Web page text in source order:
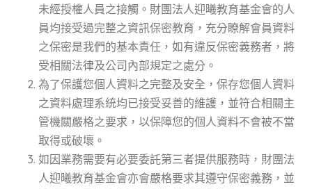
未經授權人員之接觸。財團法人迎曦教育基金會的人
員均接受過完整之資訊保密教育，充分瞭解會員資料
之保密是我們的基本責任，如有違反保密義務者，將
受相關法律及公司內部規定之處分。
為了保護您個人資料之完整及安全，保存您個人資料
之資料處理系統均已接受妥善的維護，並符合相關主
管機關嚴格之要求，以保障您的個人資料不會被不當
取得或破壞。
如因業務需要有必要委託第三者提供服務時，財團法
人迎曦教育基金會亦會嚴格要求其遵守保密義務，並